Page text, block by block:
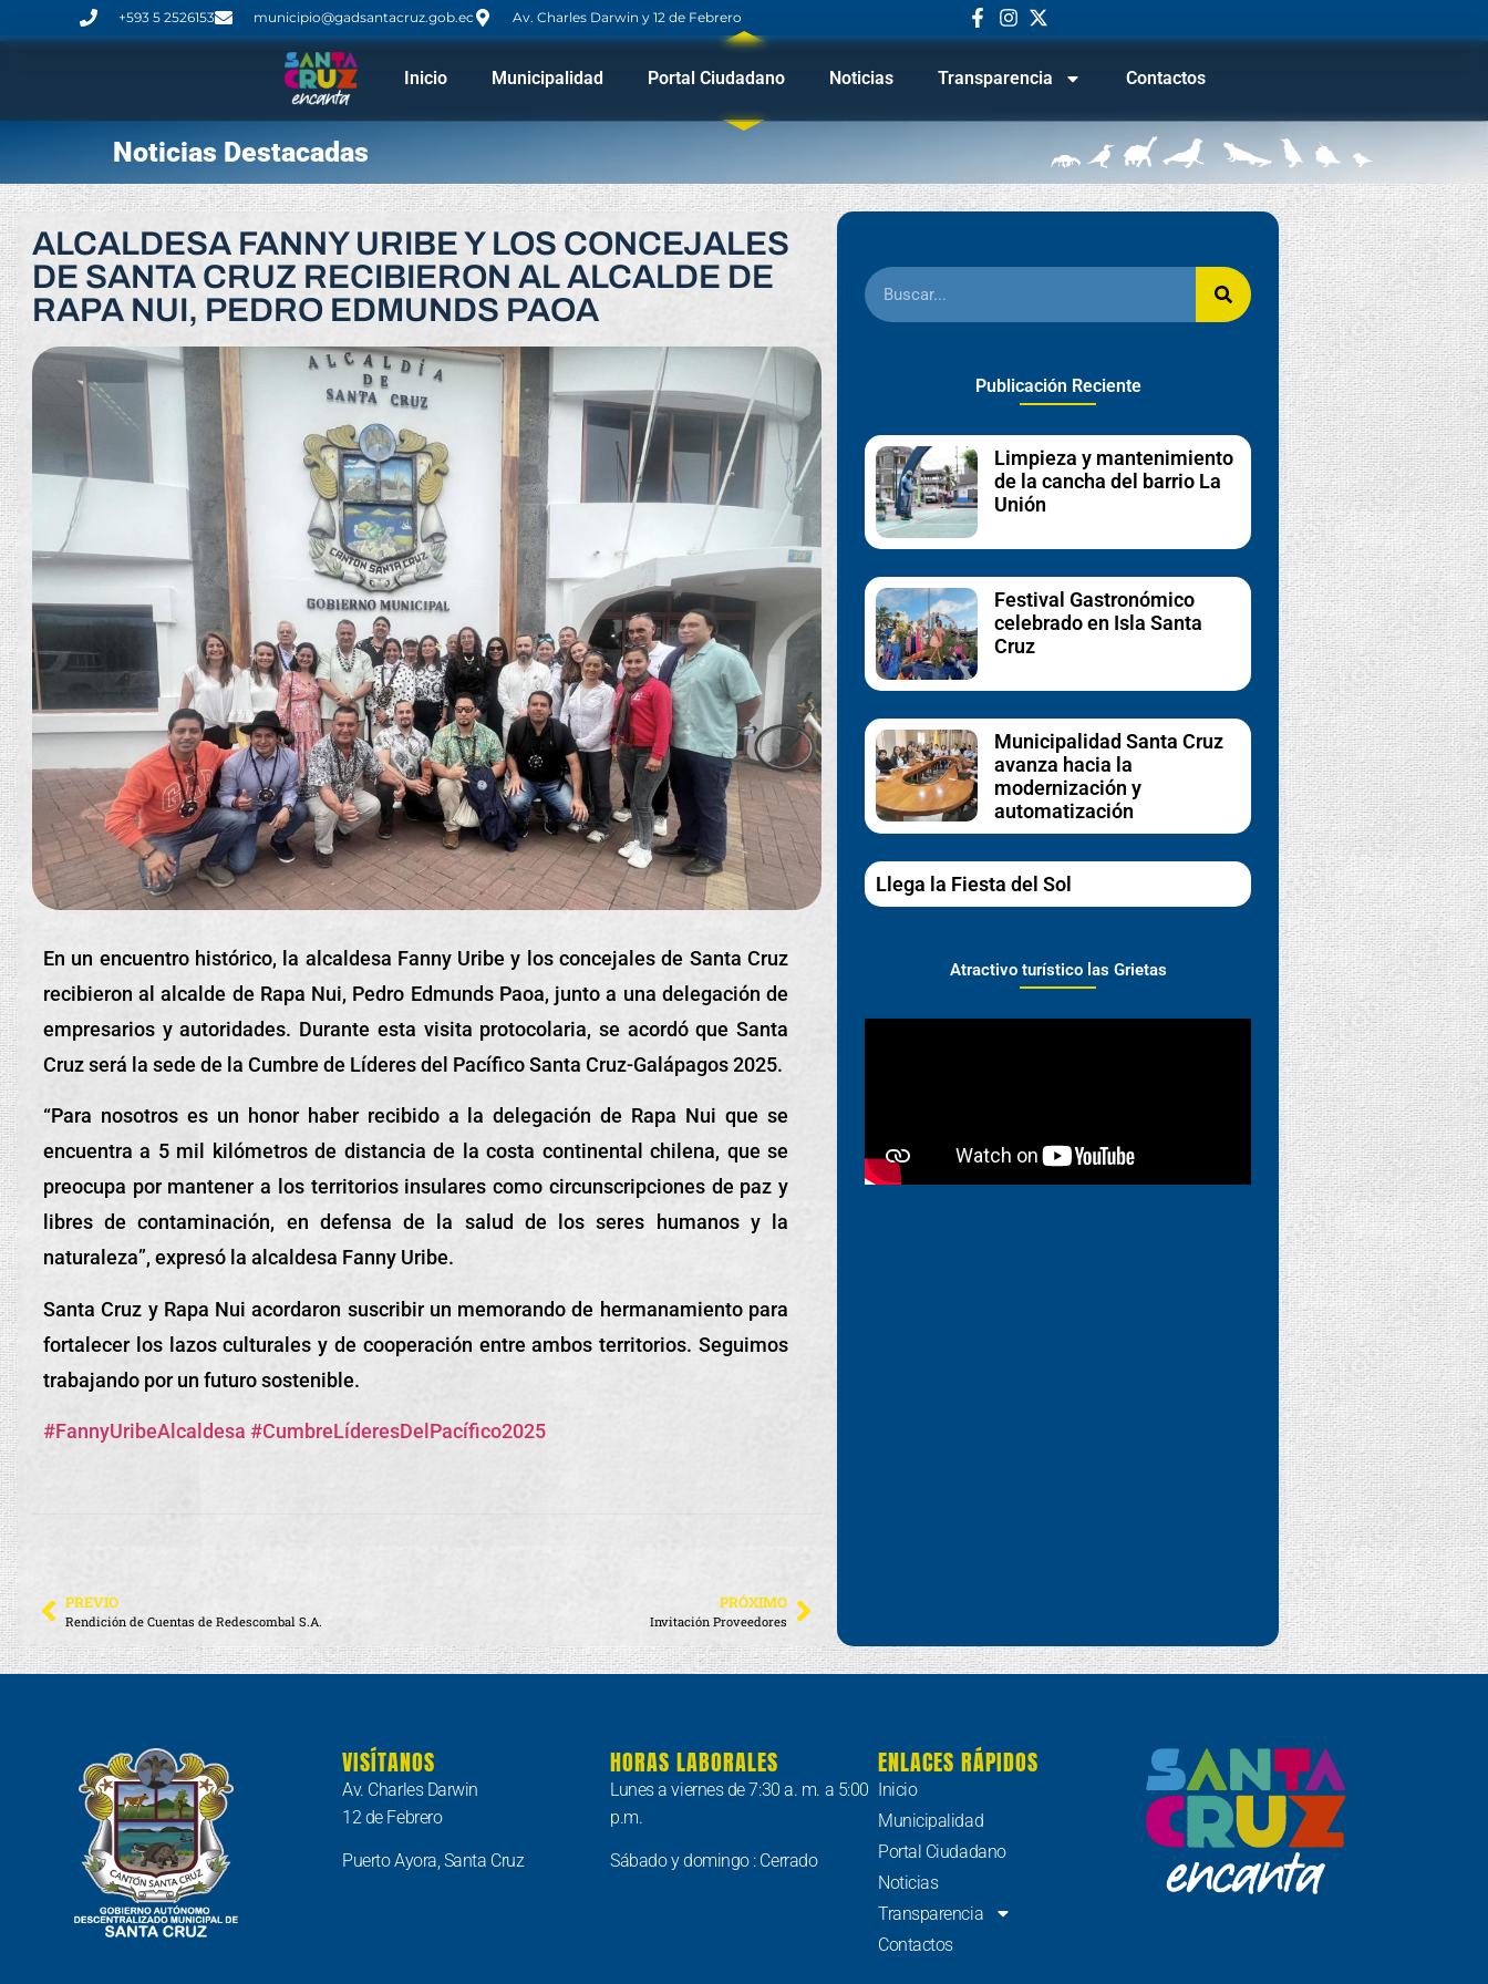
+593 5 2526153 municipio@gadsantacruz.gob.ec Av. Charles Darwin y 12 de Febrero
Inicio Municipalidad Portal Ciudadano Noticias Transparencia Contactos
Noticias Destacadas
ALCALDESA FANNY URIBE Y LOS CONCEJALES
DE SANTA CRUZ RECIBIERON AL ALCALDE DE
RAPA NUI, PEDRO EDMUNDS PAOA
En un encuentro histórico, la alcaldesa Fanny Uribe y los concejales de Santa Cruz
recibieron al alcalde de Rapa Nui, Pedro Edmunds Paoa, junto a una delegación de
empresarios y autoridades. Durante esta visita protocolaria, se acordó que Santa
Cruz será la sede de la Cumbre de Líderes del Pacífico Santa Cruz-Galápagos 2025.
“Para nosotros es un honor haber recibido a la delegación de Rapa Nui que se
encuentra a 5 mil kilómetros de distancia de la costa continentalchilena, que se
preocupa por mantener a los territorios insulares como circunscripciones de paz y
libres de contaminación, en defensa de la salud de los seres humanos y la
naturaleza”, expresó la alcaldesa Fanny Uribe.
Santa Cruz y Rapa Nui acordaron suscribir un memorando de hermanamiento para
fortalecer los lazos culturales y de cooperación entre ambos territorios. Seguimos
trabajando por un futuro sostenible.
#FannyUribeAlcaldesa #CumbreLíderesDelPacífico2025
PREVIO
Rendición de Cuentas de Redescombal S.A.
PRÓXIMO
Invitación Proveedores
Publicación Reciente
Limpieza y mantenimiento
de la cancha del barrio La
Unión
Festival Gastronómico
celebrado en Isla Santa
Cruz
Municipalidad Santa Cruz
avanza hacia la
modernización y
automatización
Llega la Fiesta del Sol
Atractivo turístico las Grietas
VISÍTANOS
Av. Charles Darwin
12 de Febrero
Puerto Ayora, Santa Cruz
HORAS LABORALES
Lunes a viernes de 7:30 a. m. a 5:00
p.m.
Sábado y domingo : Cerrado
ENLACES RÁPIDOS
Inicio
Municipalidad
Portal Ciudadano
Noticias
Transparencia
Contactos